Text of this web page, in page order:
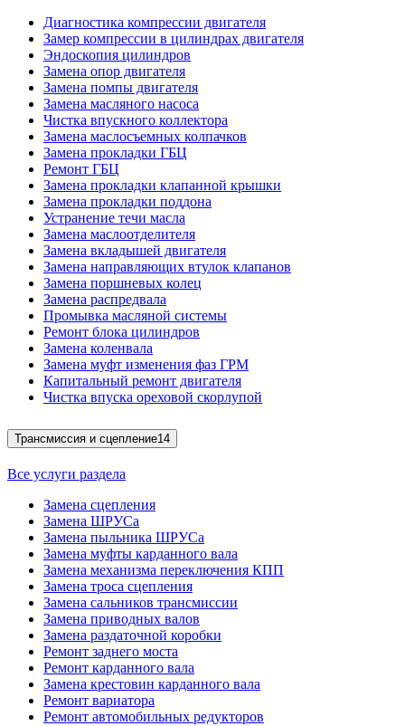
Диагностика компрессии двигателя
Замер компрессии в цилиндрах двигателя
Эндоскопия цилиндров
Замена опор двигателя
Замена помпы двигателя
Замена масляного насоса
Чистка впускного коллектора
Замена маслосъемных колпачков
Замена прокладки ГБЦ
Ремонт ГБЦ
Замена прокладки клапанной крышки
Замена прокладки поддона
Устранение течи масла
Замена маслоотделителя
Замена вкладышей двигателя
Замена направляющих втулок клапанов
Замена поршневых колец
Замена распредвала
Промывка масляной системы
Ремонт блока цилиндров
Замена коленвала
Замена муфт изменения фаз ГРМ
Капитальный ремонт двигателя
Чистка впуска ореховой скорлупой
Трансмиссия и сцепление14
Все услуги раздела
Замена сцепления
Замена ШРУСа
Замена пыльника ШРУСа
Замена муфты карданного вала
Замена механизма переключения КПП
Замена троса сцепления
Замена сальников трансмиссии
Замена приводных валов
Замена раздаточной коробки
Ремонт заднего моста
Ремонт карданного вала
Замена крестовин карданного вала
Ремонт вариатора
Ремонт автомобильных редукторов